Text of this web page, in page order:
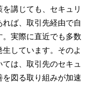
講じても、セキュリ
ば、取引先経由で自
実際に直近でも多数
しています。そのよ
は、取引先のセキュ
を図る取り組みが加速